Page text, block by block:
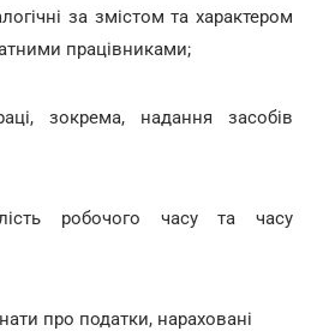
за змістом та характером
працівниками;
зокрема, надання засобів
робочого часу та часу
про податки, нараховані